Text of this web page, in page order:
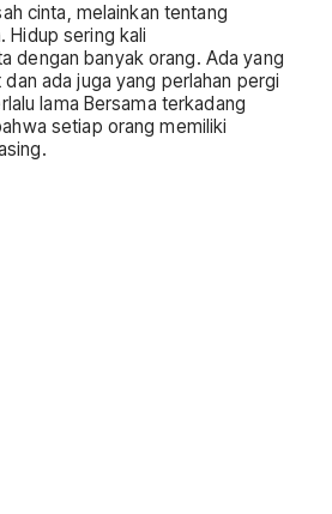
cinta, melainkan tentang
Hidup sering kali
dengan banyak orang. Ada yang
ada juga yang perlahan pergi
lama Bersama terkadang
setiap orang memiliki